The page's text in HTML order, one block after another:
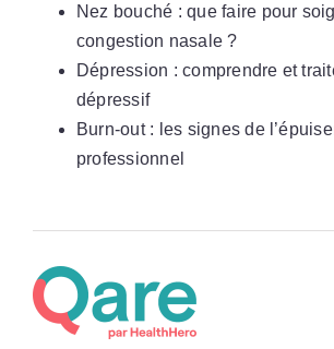
Nez bouché : que faire pour
congestion nasale ?
Dépression : comprendre et
dépressif
Burn-out : les signes de
professionnel